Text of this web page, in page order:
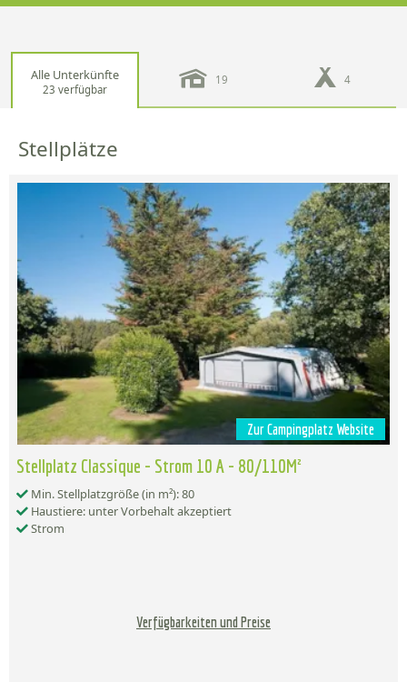
Alle Unterkünfte
23 verfügbar
19 4
Stellplätze
Zur Campingplatz Website
Stellplatz Classique - Strom 10 A - 80/110M²
Min. Stellplatzgröße (in m²): 80
Haustiere: unter Vorbehalt akzeptiert
Strom
Verfügbarkeiten und Preise